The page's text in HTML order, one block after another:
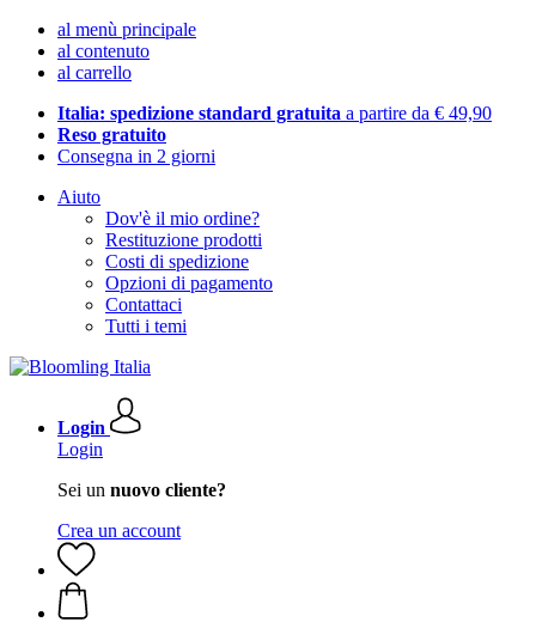
al menù principale
al contenuto
al carrello
Italia: spedizione standard gratuita a partire da € 49,90
Reso gratuito
Consegna in 2 giorni
Aiuto
Dov'è il mio ordine?
Restituzione prodotti
Costi di spedizione
Opzioni di pagamento
Contattaci
Tutti i temi
Login
Login
Sei un nuovo cliente?
Crea un account